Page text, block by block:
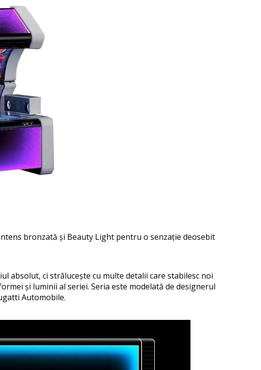
bronzată și Beauty Light pentru o senzație deosebit
absolut, ci strălucește cu multe detalii care stabilesc noi
și luminii al seriei. Seria este modelată de designerul
Automobile.